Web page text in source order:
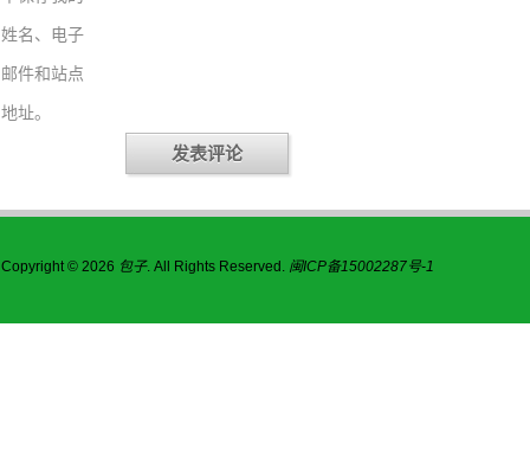
姓名、电子
邮件和站点
地址。
Copyright © 2026 包子. All Rights Reserved. 闽ICP备15002287号-1